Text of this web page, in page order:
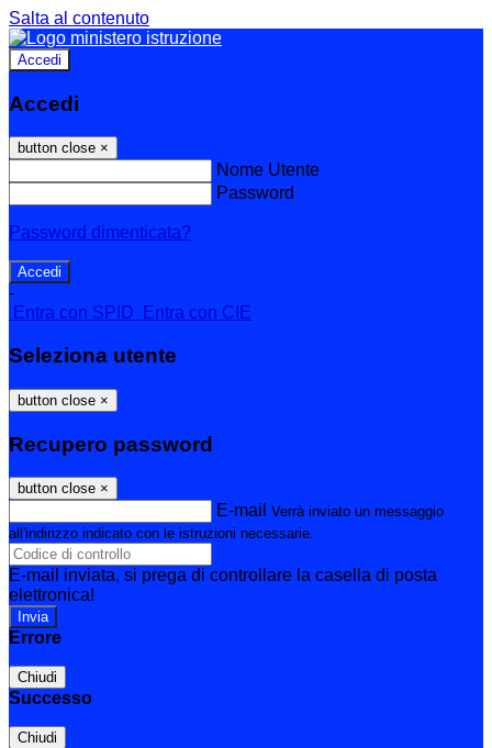
Salta al contenuto
Accedi
Accedi
button close ×
Nome Utente
Password
Password dimenticata?
-
Entra con SPID
Entra con CIE
Seleziona utente
button close ×
Recupero password
button close ×
E-mail Verrà inviato un messaggio
all'indirizzo indicato con le istruzioni necessarie.
E-mail inviata, si prega di controllare la casella di posta
elettronica!
Errore
Chiudi
Successo
Chiudi